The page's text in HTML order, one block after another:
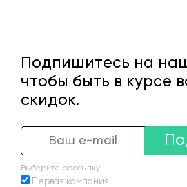
Подпишитесь на
чтобы быть в курсе
скидок.
Выберите рассылку
Первая кампания